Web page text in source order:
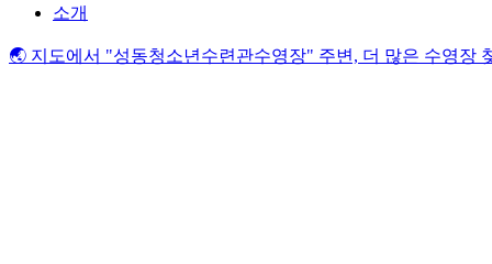
소개
🌏 지도에서 "성동청소년수련관수영장" 주변, 더 많은 수영장